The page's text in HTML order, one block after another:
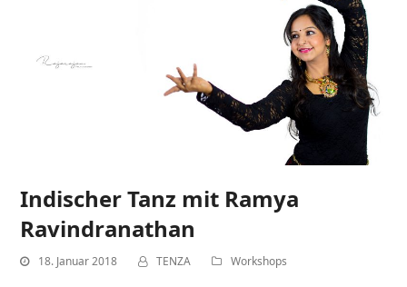
Indischer Tanz mit Ramya
Ravindranathan
18. Januar 2018 TENZA Workshops